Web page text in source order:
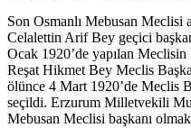
Son Osmanlı Mebusan Meclisi
Celalettin Arif Bey geçici
Ocak 1920’de yapılan
Reşat Hikmet Bey Meclis
ölünce 4 Mart 1920’de Meclis
seçildi. Erzurum Milletvekili
Mebusan Meclisi başkanı